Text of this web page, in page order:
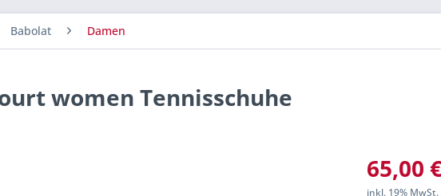
Babolat Damen
women Tennisschuhe
65,00
inkl. 19% MwSt.